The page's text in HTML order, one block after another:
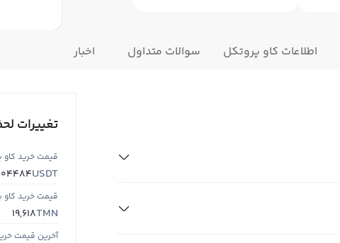
اطلاعات کاو پروتکل سوالات متداول اخبار
تغییرات
قیمت خرید کاو
USDT
قیمت خرید کاو
TMN
19,618
آخرین قیمت